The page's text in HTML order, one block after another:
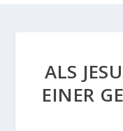
ALS
EINER